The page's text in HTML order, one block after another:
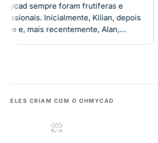
OhMyCAD gerencia minha licença
impecavelmente. A equipe está sempre
disponível, é fácil de contatar e resolve
ELES CRIAM COM O OHMYCAD